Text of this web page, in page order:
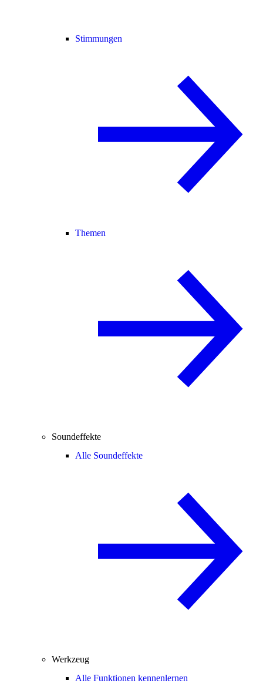
Stimmungen
Themen
Soundeffekte
Alle Soundeffekte
Werkzeug
Alle Funktionen kennenlernen